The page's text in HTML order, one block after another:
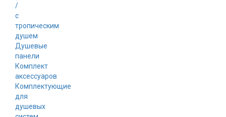
/
с
тропическим
душем
Душевые
панели
Комплект
аксессуаров
Комплектующие
для
душевых